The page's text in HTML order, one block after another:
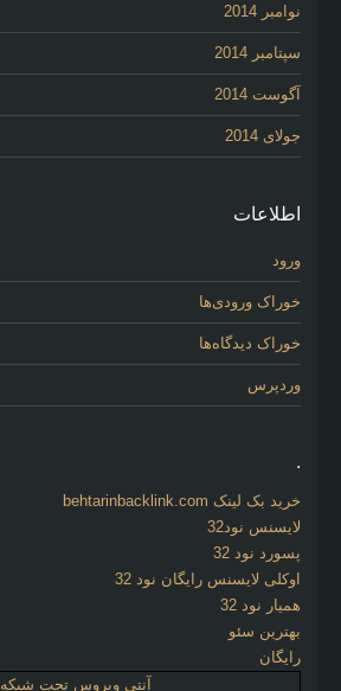
نوامبر 2014
سپتامبر 2014
آگوست 2014
جولای 2014
اطلاعات
ورود
خوراک ورودی‌ها
خوراک دیدگاه‌ها
وردپرس
.
خرید بک لینک behtarinbacklink.com
لایسنس نود32
پسورد نود 32
اوکلی لایسنس رایگان نود 32
همیار نود 32
بهترین سئو
رایگان
آنتی ویروس تحت شبکه